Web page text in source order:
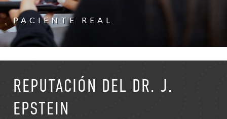
PACIENTE REAL
REPUTACIÓN DEL DR. J.
EPSTEIN